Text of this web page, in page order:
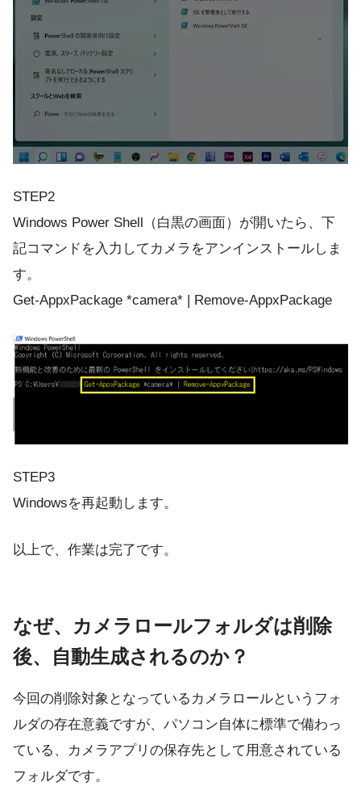
STEP2
Windows Power Shell（白黒の画面）が開いたら、下
記コマンドを入力してカメラをアンインストールしま
す。
Get-AppxPackage *camera* | Remove-AppxPackage
STEP3
Windowsを再起動します。
以上で、作業は完了です。
なぜ、カメラロールフォルダは削除
後、自動生成されるのか？
今回の削除対象となっているカメラロールというフォ
ルダの存在意義ですが、パソコン自体に標準で備わっ
ている、カメラアプリの保存先として用意されている
フォルダです。